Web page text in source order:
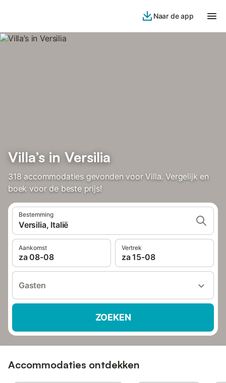
Naar de app
Villa’s in Versilia
318 accommodaties gevonden voor Villa. Vergelijk en
boek voor de beste prijs!
Bestemming
Versilia, Italië
Aankomst
za 08-08
Vertrek
za 15-08
Gasten
ZOEKEN
Accommodaties ontdekken